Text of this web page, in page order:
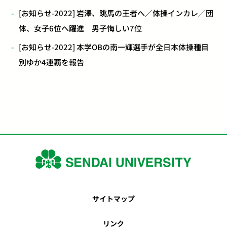
[お知らせ-2022] 岩澤、跳馬の王者へ／体操インカレ／団
体、女子6位へ躍進 男子悔しい7位
[お知らせ-2022] 本学OBの南一輝選手が全日本体操種目
別ゆか4連覇を報告
サイトマップ
リンク